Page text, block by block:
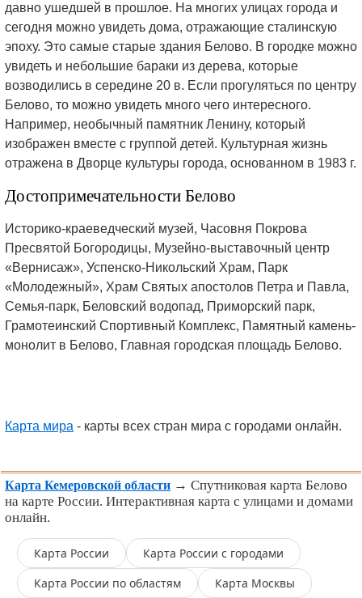
давно ушедшей в прошлое. На многих улицах города и
сегодня можно увидеть дома, отражающие сталинскую
эпоху. Это самые старые здания Белово. В городке можно
увидеть и небольшие бараки из дерева, которые
возводились в середине 20 в. Если прогуляться по центру
Белово, то можно увидеть много чего интересного.
Например, необычный памятник Ленину, который
изображен вместе с группой детей. Культурная жизнь
отражена в Дворце культуры города, основанном в 1983 г.
Достопримечательности Белово
Историко-краеведческий музей, Часовня Покрова
Пресвятой Богородицы, Музейно-выставочный центр
«Вернисаж», Успенско-Никольский Храм, Парк
«Молодежный», Храм Святых апостолов Петра и Павла,
Семья-парк, Беловский водопад, Приморский парк,
Грамотеинский Спортивный Комплекс, Памятный камень-
монолит в Белово, Главная городская площадь Белово.
Карта мира - карты всех стран мира с городами онлайн.
Карта Кемеровской области → Спутниковая карта Белово
на карте России. Интерактивная карта с улицами и домами
онлайн.
Карта России
Карта России с городами
Карта России по областям
Карта Москвы